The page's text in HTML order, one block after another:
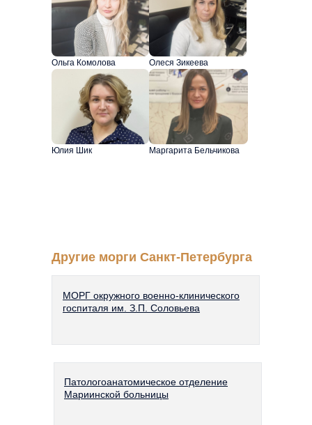
Ольга Комолова Олеся Зикеева
Юлия Шик Маргарита Бельчикова
Другие морги Санкт-Петербурга
МОРГ окружного военно-клинического
госпиталя им. З.П. Соловьева
Патологоанатомическое отделение
Мариинской больницы